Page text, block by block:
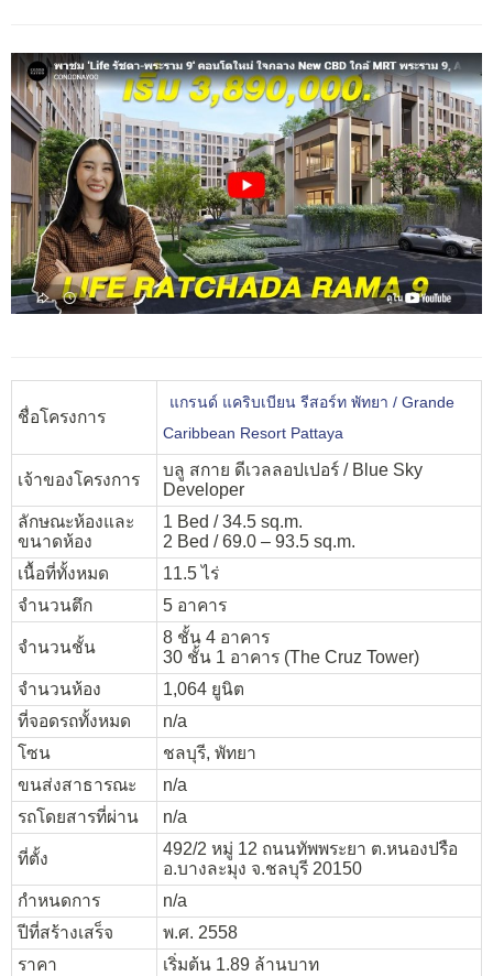
ชื่อโครงการ
แกรนด์ แคริบเบียน รีสอร์ท พัทยา / Grande
Caribbean Resort Pattaya
เจ้าของโครงการ
บลู สกาย ดีเวลลอปเปอร์ / Blue Sky
Developer
ลักษณะห้องและ
ขนาดห้อง
1 Bed / 34.5 sq.m.
2 Bed / 69.0 – 93.5 sq.m.
เนื้อที่ทั้งหมด
11.5 ไร่
จำนวนตึก
5 อาคาร
จำนวนชั้น
8 ชั้น 4 อาคาร
30 ชั้น 1 อาคาร (The Cruz Tower)
จำนวนห้อง
1,064 ยูนิต
ที่จอดรถทั้งหมด
n/a
โซน
ชลบุรี, พัทยา
ขนส่งสาธารณะ
n/a
รถโดยสารที่ผ่าน
n/a
ที่ตั้ง
492/2 หมู่ 12 ถนนทัพพระยา ต.หนองปรือ
อ.บางละมุง จ.ชลบุรี 20150
กำหนดการ
n/a
ปีที่สร้างเสร็จ
พ.ศ. 2558
ราคา
เริ่มต้น 1.89 ล้านบาท